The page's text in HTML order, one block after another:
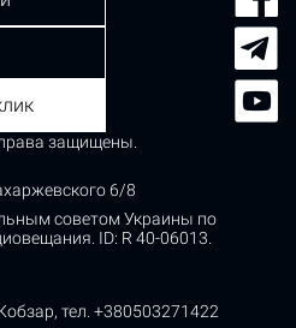
защищены.
6/8
советом Украины по
ID: R 40-06013.
тел. +380503271422